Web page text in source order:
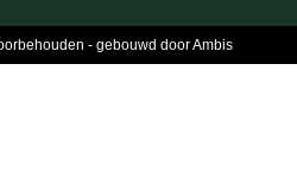
- gebouwd door Ambis